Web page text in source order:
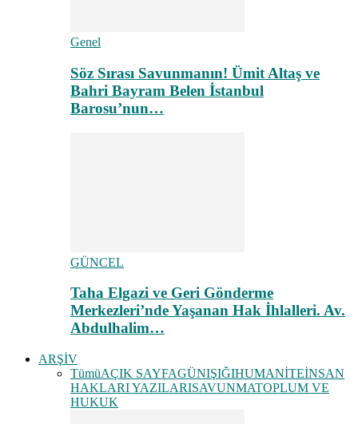
Genel
Söz Sırası Savunmanın! Ümit Altaş ve
Bahri Bayram Belen İstanbul
Barosu’nun…
GÜNCEL
Taha Elgazi ve Geri Gönderme
Merkezleri’nde Yaşanan Hak İhlalleri. Av.
Abdulhalim…
ARŞİV
TümüAÇIK SAYFAGÜNIŞIĞIHUMANİTEİNSAN
HAKLARI YAZILARISAVUNMATOPLUM VE
HUKUK